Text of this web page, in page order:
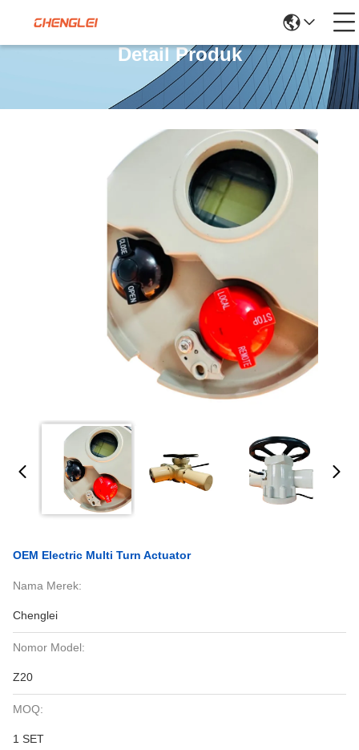
Detail Produk
OEM Electric Multi Turn Actuator
Nama Merek:
Chenglei
Nomor Model:
Z20
MOQ:
1 SET